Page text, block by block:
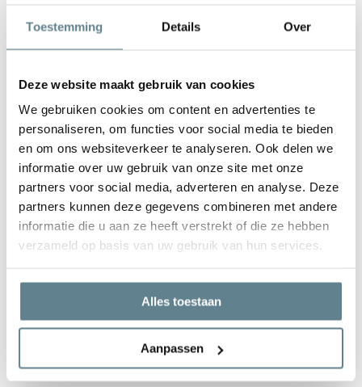
Toestemming Details Over
Deze website maakt gebruik van cookies
We gebruiken cookies om content en advertenties te
personaliseren, om functies voor social media te bieden
en om ons websiteverkeer te analyseren. Ook delen we
informatie over uw gebruik van onze site met onze
partners voor social media, adverteren en analyse. Deze
partners kunnen deze gegevens combineren met andere
informatie die u aan ze heeft verstrekt of die ze hebben
verzameld op basis van uw gebruik van hun services.
Alles toestaan
Aanpassen
vies geworden kun je deze het best schoonmaken met een zachte
borstel of doek en met lauw water. Gebruik
We staan voor je klaar
Wil je advies of heb je een vraag? Neem contact op met ons
Start chat
info@polyesterplantenbakken.nl
Whatsapp0344-228104